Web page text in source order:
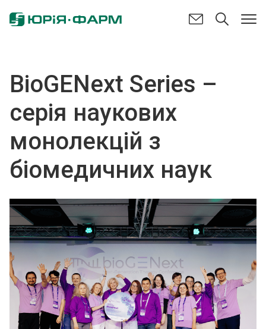
BioGENext Series –
серія наукових
монолекцій з
біомедичних наук